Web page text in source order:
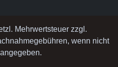
Mehrwertsteuer zzgl.
wenn nicht